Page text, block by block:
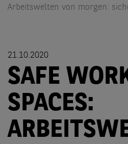
Arbeitswelten von morgen:
21.10.2020
SAFE
SPACES: